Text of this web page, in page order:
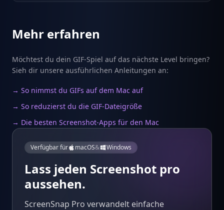
Mehr erfahren
Möchtest du dein GIF-Spiel auf das nächste Level bringen?
Sieh dir unsere ausführlichen Anleitungen an:
→ So nimmst du GIFs auf dem Mac auf
→ So reduzierst du die GIF-Dateigröße
→ Die besten Screenshot-Apps für den Mac
Verfügbar für macOS& Windows
Lass jeden Screenshot pro
aussehen.
ScreenSnap Pro verwandelt einfache